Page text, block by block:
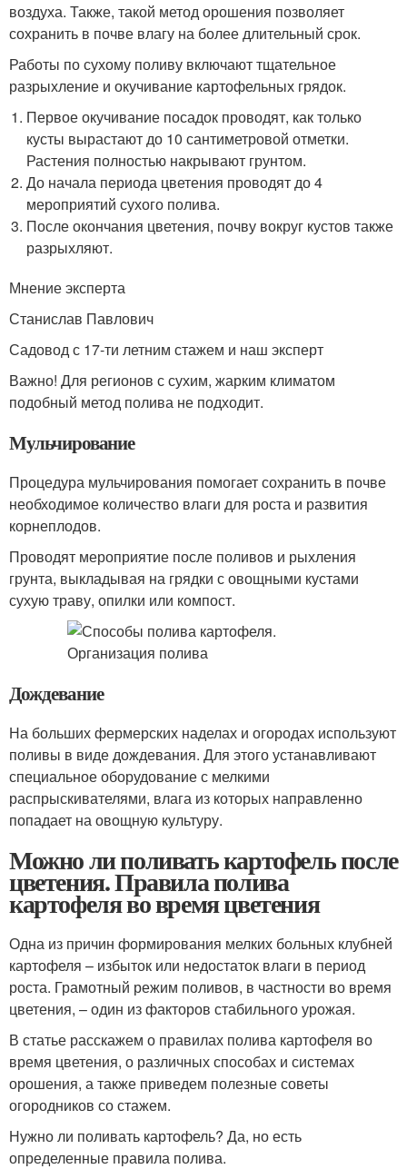
воздуха. Также, такой метод орошения позволяет
сохранить в почве влагу на более длительный срок.
Работы по сухому поливу включают тщательное
разрыхление и окучивание картофельных грядок.
Первое окучивание посадок проводят, как только
кусты вырастают до 10 сантиметровой отметки.
Растения полностью накрывают грунтом.
До начала периода цветения проводят до 4
мероприятий сухого полива.
После окончания цветения, почву вокруг кустов также
разрыхляют.
Мнение эксперта
Станислав Павлович
Садовод с 17-ти летним стажем и наш эксперт
Важно! Для регионов с сухим, жарким климатом
подобный метод полива не подходит.
Мульчирование
Процедура мульчирования помогает сохранить в почве
необходимое количество влаги для роста и развития
корнеплодов.
Проводят мероприятие после поливов и рыхления
грунта, выкладывая на грядки с овощными кустами
сухую траву, опилки или компост.
Дождевание
На больших фермерских наделах и огородах используют
поливы в виде дождевания. Для этого устанавливают
специальное оборудование с мелкими
распрыскивателями, влага из которых направленно
попадает на овощную культуру.
Можно ли поливать картофель после
цветения. Правила полива
картофеля во время цветения
Одна из причин формирования мелких больных клубней
картофеля – избыток или недостаток влаги в период
роста. Грамотный режим поливов, в частности во время
цветения, – один из факторов стабильного урожая.
В статье расскажем о правилах полива картофеля во
время цветения, о различных способах и системах
орошения, а также приведем полезные советы
огородников со стажем.
Нужно ли поливать картофель? Да, но есть
определенные правила полива.